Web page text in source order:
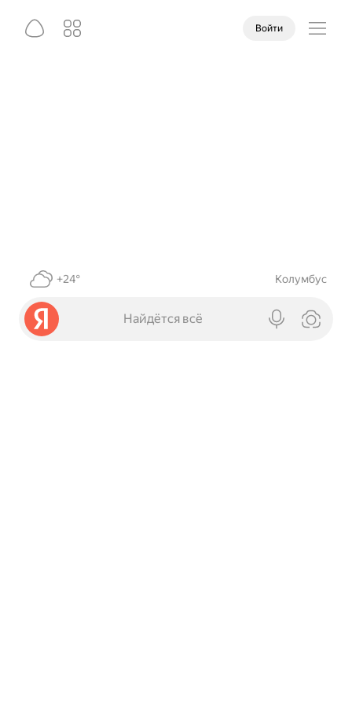
Войти
+24° Колумбус
Найдётся всё